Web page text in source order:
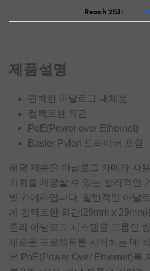
Reach 253:
제품설명
완벽한 아날로그 대체품
컴팩트한 외관
PoE(Power over Ethernet)
Basler Pylon 드라이버 포함
해당 제품은 아날로그 카메라 사
기회를 제공할 수 있는 합리적인
넷 카메라입니다. 일반적인 아날
게 컴팩트한 외관(29mm x 29mm)
존의 아날로그 시스템을 드롭인
새로운 프로젝트를 시작하는 데
은 PoE(Power Over Ethernet)를